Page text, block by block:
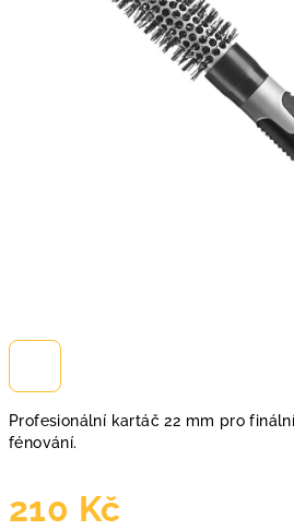
Profesionální kartáč 22 mm pro
fénování.
210 Kč